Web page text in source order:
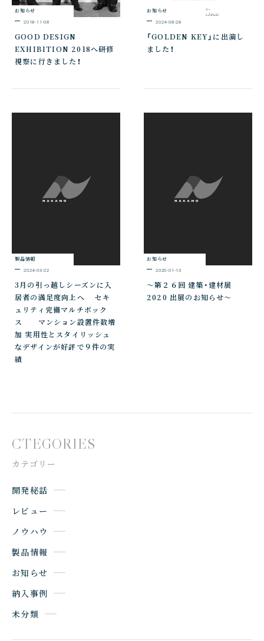
お知らせ
2018-11-08
GOOD DESIGN
EXHIBITION 2018へ研修
視察に行きました！
お知らせ
2024-08-28
「GOLDEN KEY」に出演し
ました！
製品情報
2024-03-22
3月の引っ越しシーズンに入
居者の満足度向上へ セキ
ュリティ完備マルチボック
ス マンション設置件数増
加 実用性とスタイリッシュ
なデザインが好評で９件の実
績
お知らせ
2020-01-13
～第２６回 建築・建材展
2020 出展のお知らせ～
CTEGORIES
カテゴリー
開発秘話
レビュー
ノウハウ
製品情報
お知らせ
納入事例
未分類